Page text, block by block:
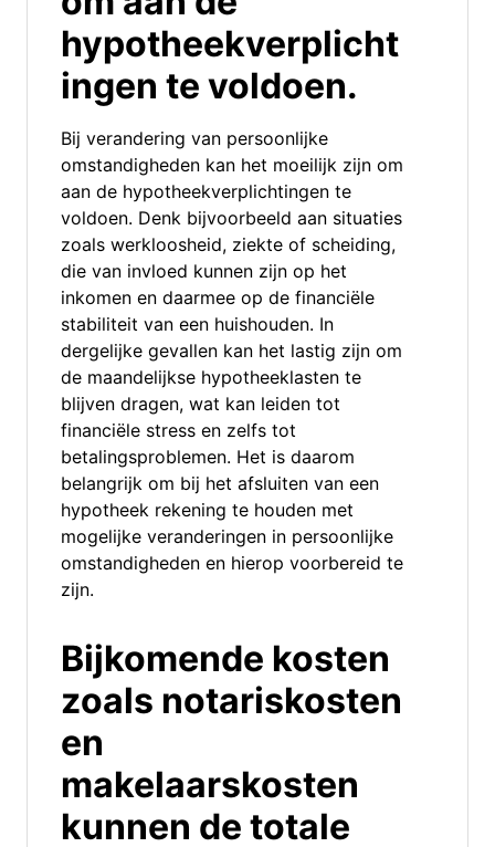
hypotheekverplicht
ingen te voldoen.
Bij verandering van persoonlijke
omstandigheden kan het moeilijk zijn om
aan de hypotheekverplichtingen te
voldoen. Denk bijvoorbeeld aan situaties
zoals werkloosheid, ziekte of scheiding,
die van invloed kunnen zijn op het
inkomen en daarmee op de financiële
stabiliteit van een huishouden. In
dergelijke gevallen kan het lastig zijn om
de maandelijkse hypotheeklasten te
blijven dragen, wat kan leiden tot
financiële stress en zelfs tot
betalingsproblemen. Het is daarom
belangrijk om bij het afsluiten van een
hypotheek rekening te houden met
mogelijke veranderingen in persoonlijke
omstandigheden en hierop voorbereid te
zijn.
Bijkomende kosten
zoals notariskosten
en
makelaarskosten
kunnen de totale